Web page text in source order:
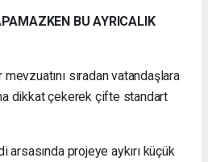
BU AYRICALIK
sıradan vatandaşlara
dikkat çekerek çifte standart
arsasında projeye aykırı küçük